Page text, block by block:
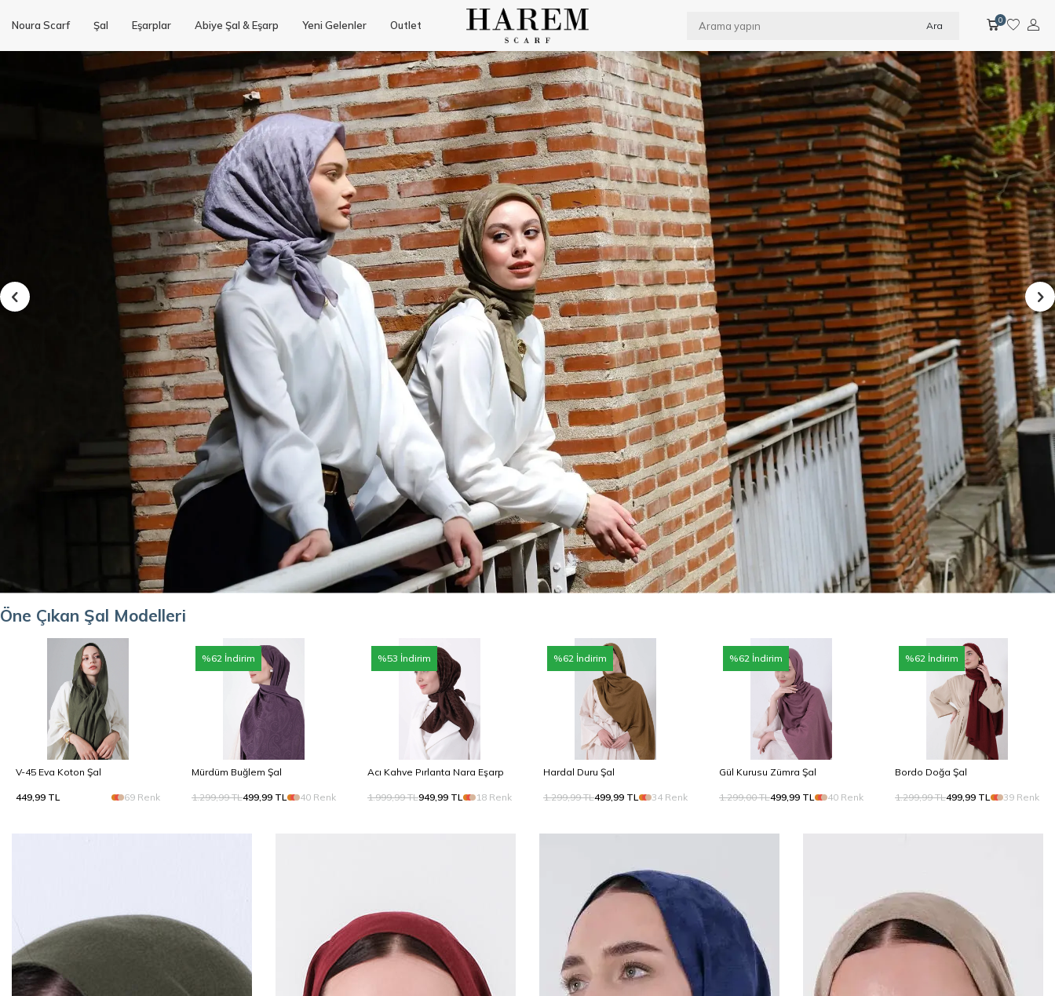
Noura Scarf Şal Eşarplar Abiye Şal & Eşarp Yeni Gelenler Outlet Ara 0
Keşfet
Öne Çıkan Şal Modelleri
V-45 Eva Koton Şal
449,99 TL 69 Renk
%62 İndirim
Mürdüm Buğlem Şal
1.299,99TL499,99 TL 40 Renk
%53 İndirim
Acı Kahve Pırlanta Nara Eşarp
1.999,99TL949,99 TL 18 Renk
%62 İndirim
Hardal Duru Şal
1.299,99TL499,99 TL 34 Renk
%62 İndirim
Gül Kurusu Zümra Şal
1.299,00TL499,99 TL 40 Renk
%62 İndirim
Bordo Doğa Şal
1.299,99TL499,99 TL 39 Renk